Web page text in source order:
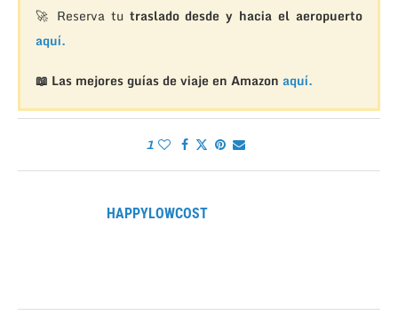
🚀 Reserva tu traslado desde y hacia el aeropuerto
aquí.
📖 Las mejores guías de viaje en Amazon aquí.
1
HAPPYLOWCOST